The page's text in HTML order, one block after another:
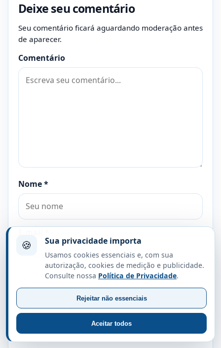
Deixe seu comentário
Seu comentário ficará aguardando moderação antes
de aparecer.
Comentário
Nome*
Salvar meus dados neste navegador para a
próxima vez que eu comentar.
🍪 Sua privacidade importa
Usamos cookies essenciais e, com sua
autorização, cookies de medição e publicidade.
Consulte nossa Política de Privacidade.
Aceitar todos
Rejeitar não essenciais